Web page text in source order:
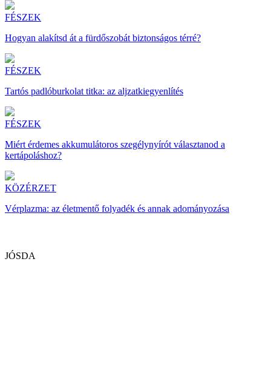
FÉSZEK
Hogyan alakítsd át a fürdőszobát biztonságos térré?
FÉSZEK
Tartós padlóburkolat titka: az aljzatkiegyenlítés
FÉSZEK
Miért érdemes akkumulátoros szegélynyírót választanod a
kertápoláshoz?
KÖZÉRZET
Vérplazma: az életmentő folyadék és annak adományozása
JÓSDA